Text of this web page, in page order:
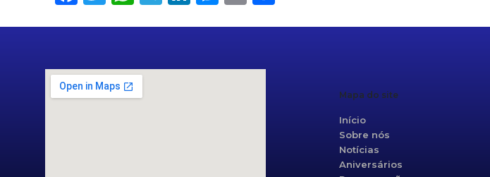
Mapa do site
Início
Sobre nós
Notícias
Aniversários